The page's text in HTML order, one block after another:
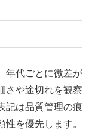
年代ごとに微差が
さや途切れを観察
記は品質管理の痕
を優先します。